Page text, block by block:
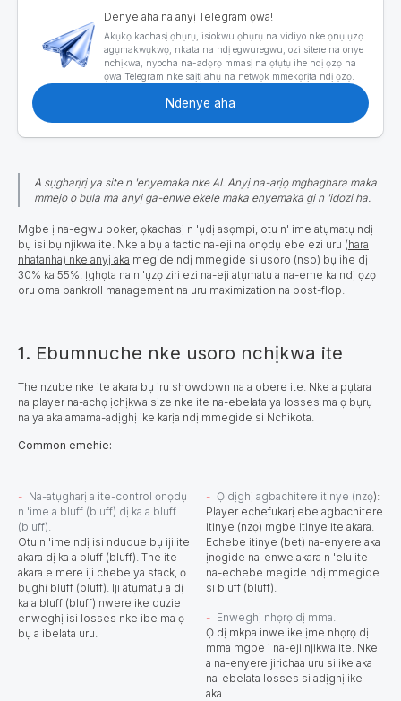
Denye aha na anyị Telegram ọwa!
Akụkọ kachasị ọhụrụ, isiokwu ọhụrụ na vidiyo nke ọnụ ụzọ
agụmakwụkwọ, nkata na ndị egwuregwu, ozi sitere na onye
nchịkwa, nyocha na-adọrọ mmasị na ọtụtụ ihe ndị ọzọ na
ọwa Telegram nke saịtị ahụ na netwọk mmekọrịta ndị ọzọ.
Ndenye aha
A sụgharịrị ya site n 'enyemaka nke AI. Anyị na-arịọ mgbaghara maka
mmejọ ọ bụla ma anyị ga-enwe ekele maka enyemaka gị n 'idozi ha.
Mgbe ị na-egwu poker, ọkachasị n 'ụdị asọmpi, otu n' ime atụmatụ ndị
bụ isi bụ njikwa ite. Nke a bụ a tactic na-eji na ọnọdụ ebe ezi uru (hara
nhatanha) nke anyị aka megide ndị mmegide si usoro (nso) bụ ihe dị
30% ka 55%. Ịghọta na n 'ụzọ ziri ezi na-eji atụmatụ a na-eme ka ndị ọzọ
oru oma bankroll management na uru maximization na post-flop.
1. Ebumnuche nke usoro nchịkwa ite
The nzube nke ite akara bụ iru showdown na a obere ite. Nke a pụtara
na player na-achọ ịchịkwa size nke ite na-ebelata ya losses ma ọ bụrụ
na ya aka amama-adịghị ike karịa ndị mmegide si Nchikota.
Common emehie:
Na-atụgharị a ite-control ọnọdụ
n 'ime a bluff (bluff) dị ka a bluff
(bluff).
Otu n 'ime ndị isi ndudue bụ iji ite
akara dị ka a bluff (bluff). The ite
akara e mere iji chebe ya stack, ọ
bụghị bluff (bluff). Iji atụmatụ a dị
ka a bluff (bluff) nwere ike duzie
enweghị isi losses nke ibe ma ọ
bụ a ibelata uru.
Ọ dịghị agbachitere itinye (nzọ):
Player echefukarị ebe agbachitere
itinye (nzọ) mgbe itinye ite akara.
Echebe itinye (bet) na-enyere aka
ịnọgide na-enwe akara n 'elu ite
na-echebe megide ndị mmegide
si bluff (bluff).
Enweghị nhọrọ dị mma.
Ọ dị mkpa inwe ike ịme nhọrọ dị
mma mgbe ị na-eji njikwa ite. Nke
a na-enyere jirichaa uru si ike aka
na-ebelata losses si adịghị ike
aka.